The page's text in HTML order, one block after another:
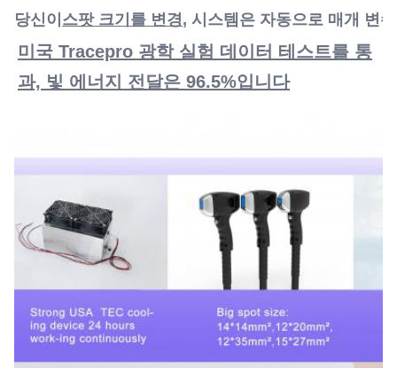
당신이 스팟 크기를 변경, 시스템은 자동으로 매개 변
미국 Tracepro 광학 실험 데이터 테스트를 통
과, 빛 에너지 전달은 96.5%입니다